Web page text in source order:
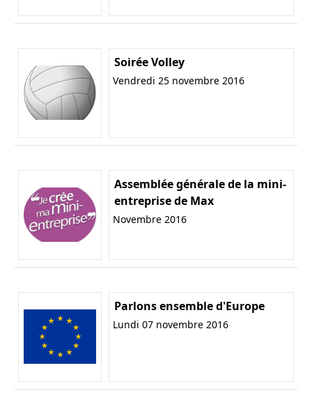
Soirée Volley
Vendredi 25 novembre 2016
Assemblée générale de la mini-
entreprise de Max
Novembre 2016
Parlons ensemble d'Europe
Lundi 07 novembre 2016